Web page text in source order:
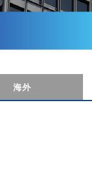
海外